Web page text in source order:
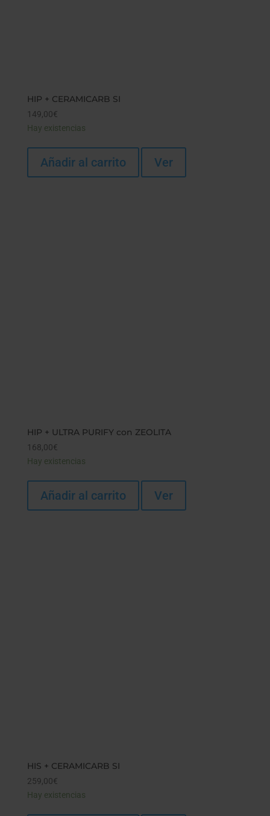
HIP + CERAMICARB SI
149,00€
Hay existencias
Añadir al carrito Ver
HIP + ULTRA PURIFY con ZEOLITA
168,00€
Hay existencias
Añadir al carrito Ver
HIS + CERAMICARB SI
259,00€
Hay existencias